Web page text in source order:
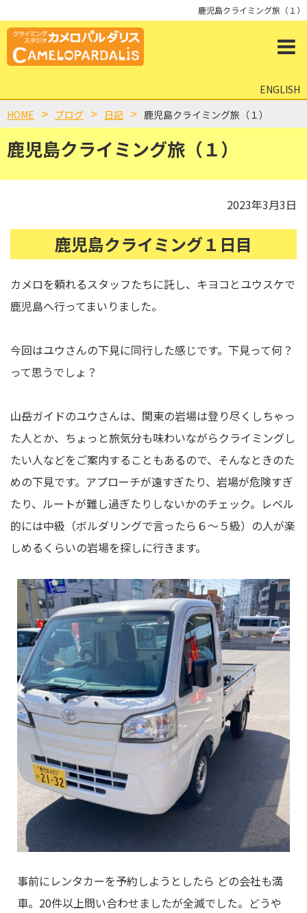
鹿児島クライミング旅（１）
ENGLISH
鹿児島クライミング旅（１）
HOME ブログ 日記 鹿児島クライミング旅（１）
2023年3月3日
鹿児島クライミング１日目
カメロを頼れるスタッフたちに託し、キヨコとユウスケで
鹿児島へ行ってまいりました。
今回はユウさんの下見に同行した感じです。下見って何？
って思うでしょ？
山岳ガイドのユウさんは、関東の岩場は登り尽くしちゃっ
た人とか、ちょっと旅気分も味わいながらクライミングし
たい人などをご案内することもあるので、そんなときのた
めの下見です。アプローチが遠すぎたり、岩場が危険すぎ
たり、ルートが難し過ぎたりしないかのチェック。レベル
的には中級（ボルダリングで言ったら６～５級）の人が楽
しめるくらいの岩場を探しに行きます。
事前にレンタカーを予約しようとしたら どの会社も満
車。20件以上問い合わせましたが全滅でした。どうや